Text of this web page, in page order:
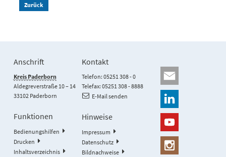
Zurück
Anschrift
Kreis Paderborn
Aldegreverstraße 10 – 14
33102 Paderborn
Kontakt
Telefon: 05251 308 - 0
Telefax: 05251 308 - 8888
E-Mail senden
Funktionen
Bedienungshilfen
Drucken
Inhaltsverzeichnis
Hinweise
Impressum
Datenschutz
Bildnachweise